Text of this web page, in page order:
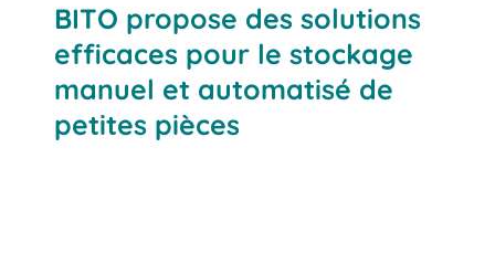
BITO propose des solutions
efficaces pour le stockage
manuel et automatisé de
petites pièces